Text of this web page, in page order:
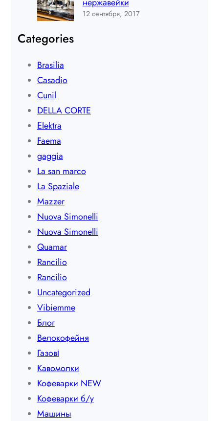
нержавейки
12 сентября, 2017
Categories
Brasilia
Casadio
Cunil
DELLA CORTE
Elektra
Faema
gaggia
La san marco
La Spaziale
Mazzer
Nuova Simonelli
Nuova Simonelli
Quamar
Rancilio
Rancilio
Uncategorized
Vibiemme
Блог
Велокофейня
Газові
Кавомолки
Кофеварки NEW
Кофеварки б/у
Машины